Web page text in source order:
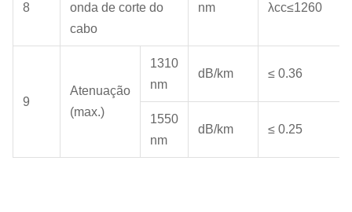
8
onda de corte do
cabo
nm λcc≤1260
9
Atenuação
(max.)
1310
nm
dB/km ≤ 0.36
1550
nm
dB/km ≤ 0.25